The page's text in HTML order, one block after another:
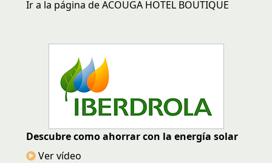
Ir a la página de ACOUGA HOTEL BOUTIQUE
Descubre como ahorrar con la energía solar
Ver vídeo